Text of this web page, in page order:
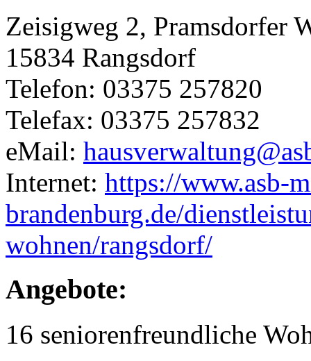
Zeisigweg 2, Pramsdorfer
15834 Rangsdorf
Telefon: 03375 257820
Telefax: 03375 257832
eMail:
Internet: https://www.asb-
brandenburg.de/
wohnen/rangsdorf/
Angebote:
16 seniorenfreundliche